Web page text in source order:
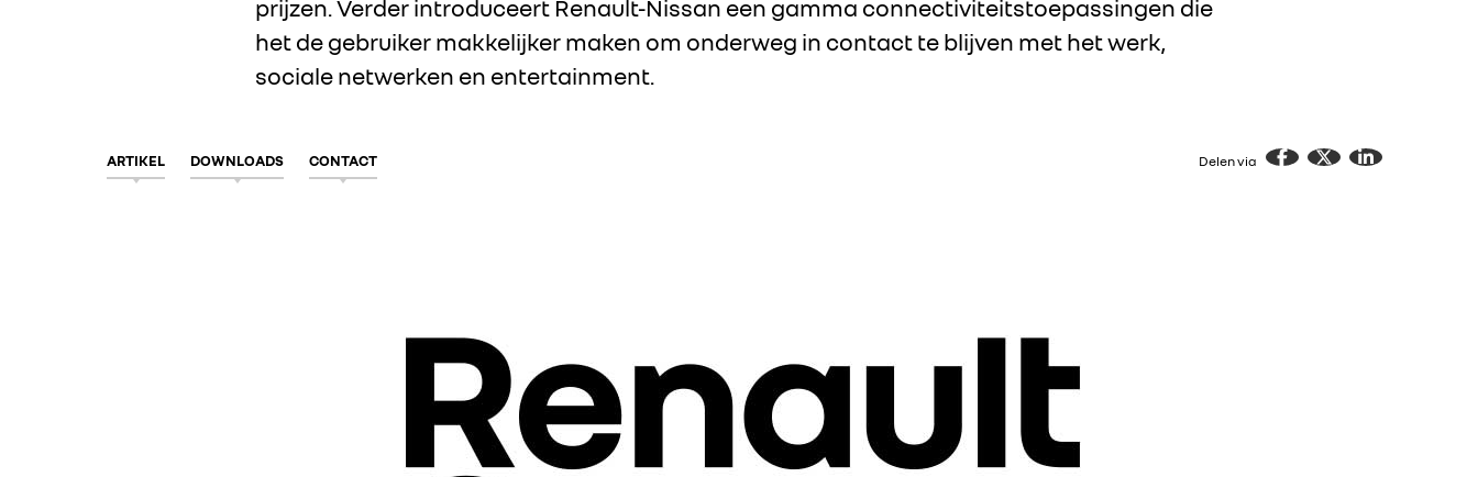
prijzen. Verder introduceert Renault-Nissan een gamma connectiviteitstoepassingen die
het de gebruiker makkelijker maken om onderweg in contact te blijven met het werk,
sociale netwerken en entertainment.
ARTIKEL DOWNLOADS CONTACT Delen via